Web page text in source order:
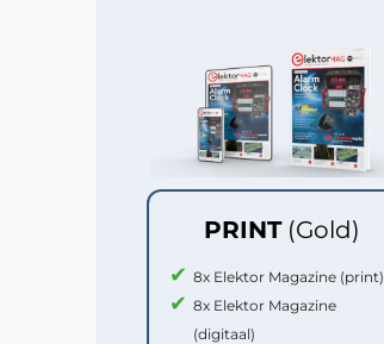
PRINT (Gold)
8x Elektor Magazine (print)
8x Elektor Magazine
(digitaal)